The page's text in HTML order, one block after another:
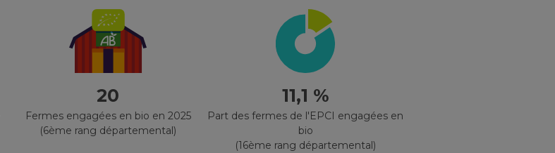
20
Fermes engagées en bio en 2025
(6ème rang départemental)
11,1 %
Part des fermes de l'EPCI engagées en
bio
(16ème rang départemental)